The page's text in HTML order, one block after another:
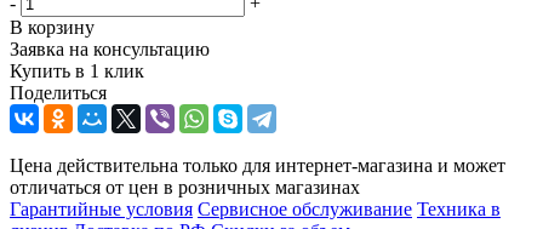
В корзину
Заявка на консультацию
Купить в 1 клик
Поделиться
Цена действительна только для интернет-магазина и может
отличаться от цен в розничных магазинах
Гарантийные условия Сервисное обслуживание Техника в